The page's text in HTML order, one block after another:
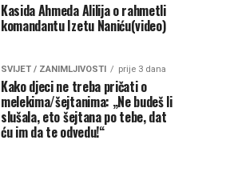
Kasida Ahmeda Alilija o rahmetli
komandantu Izetu Naniću(video)
SVIJET / ZANIMLJIVOSTI prije 3 dana
Kako djeci ne treba pričati o
melekima/šejtanima: „Ne budeš li
slušala, eto šejtana po tebe, dat
ću im da te odvedu!“